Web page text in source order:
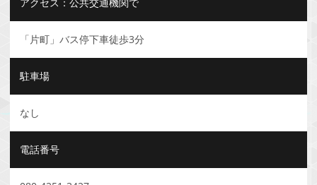
アクセス：公共交通機関で
「片町」バス停下車徒歩3分
駐車場
なし
電話番号